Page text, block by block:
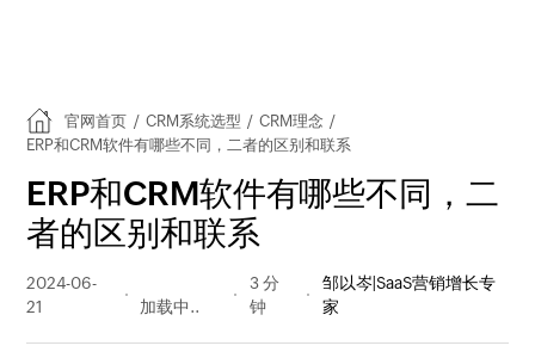
官网首页 / CRM系统选型 / CRM理念 /
ERP和CRM软件有哪些不同，二者的区别和联系
ERP和CRM软件有哪些不同，二
者的区别和联系
2024-06-
21
量
3 分
钟
邹以岑|SaaS营销增长专
家